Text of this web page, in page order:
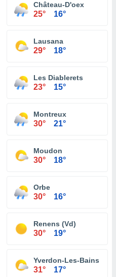
Château-D'oex
25° 16°
Lausana
29° 18°
Les Diablerets
23° 15°
Montreux
30° 21°
Moudon
30° 18°
Orbe
30° 16°
Renens (Vd)
30° 19°
Yverdon-Les-Bains
31° 17°